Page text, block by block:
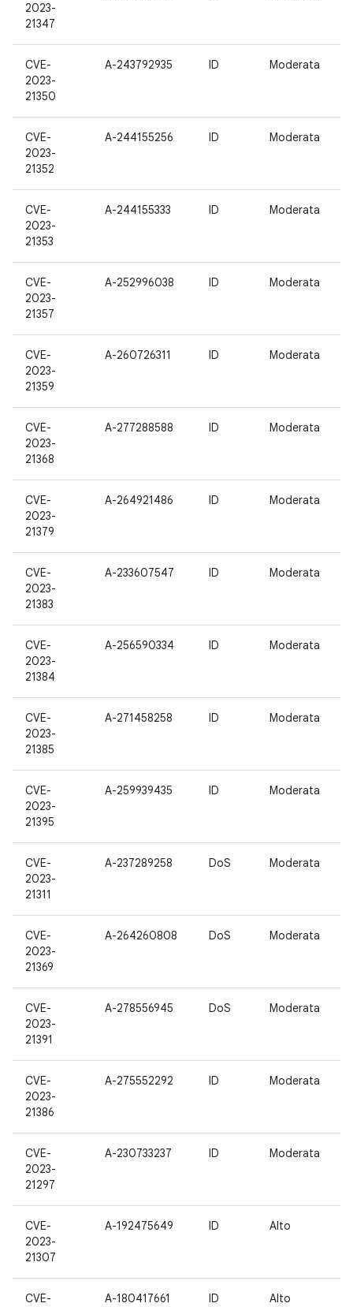
2023-
21347
CVE-
2023-
21350
A-243792935 ID Moderata
CVE-
2023-
21352
A-244155256 ID Moderata
CVE-
2023-
21353
A-244155333 ID Moderata
CVE-
2023-
21357
A-252996038 ID Moderata
CVE-
2023-
21359
A-260726311 ID Moderata
CVE-
2023-
21368
A-277288588 ID Moderata
CVE-
2023-
21379
A-264921486 ID Moderata
CVE-
2023-
21383
A-233607547 ID Moderata
CVE-
2023-
21384
A-256590334 ID Moderata
CVE-
2023-
21385
A-271458258 ID Moderata
CVE-
2023-
21395
A-259939435 ID Moderata
CVE-
2023-
21311
A-237289258 DoS Moderata
CVE-
2023-
21369
A-264260808 DoS Moderata
CVE-
2023-
21391
A-278556945 DoS Moderata
CVE-
2023-
21386
A-275552292 ID Moderata
CVE-
2023-
21297
A-230733237 ID Moderata
CVE-
2023-
21307
A-192475649 ID Alto
CVE- A-180417661 ID Alto